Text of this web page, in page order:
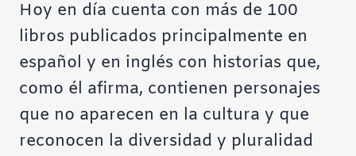
Hoy en día cuenta con más de 100
libros publicados principalmente en
español y en inglés con historias que,
como él afirma, contienen personajes
que no aparecen en la cultura y que
reconocen la diversidad y pluralidad